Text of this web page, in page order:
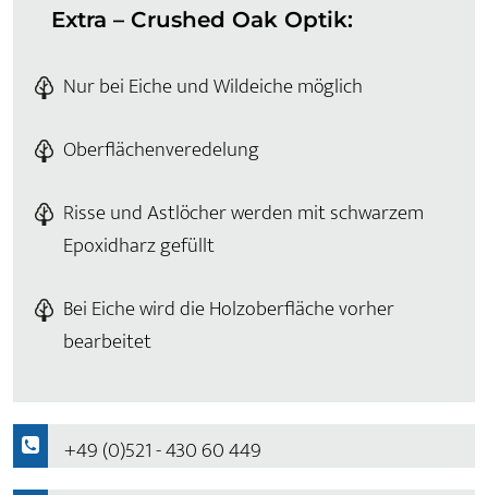
Extra – Crushed Oak Optik:
Nur bei Eiche und Wildeiche möglich
Oberflächenveredelung
Risse und Astlöcher werden mit schwarzem
Epoxidharz gefüllt
Bei Eiche wird die Holzoberfläche vorher
bearbeitet
+49 (0)521 - 430 60 449